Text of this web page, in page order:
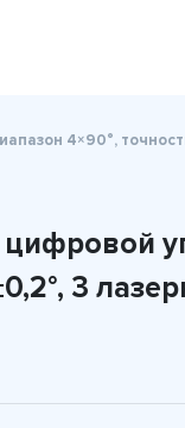
4×90°,
3